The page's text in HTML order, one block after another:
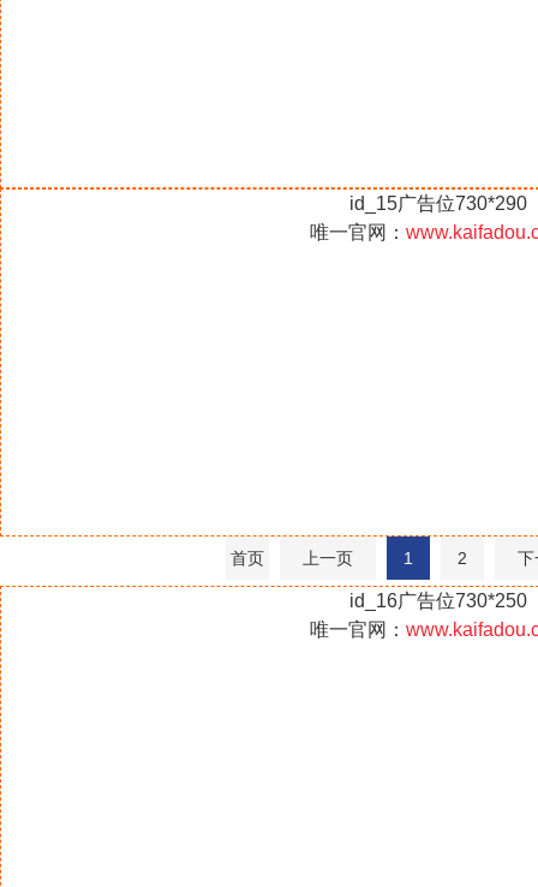
id_15广告位730*290
唯一官网：
首页 上一页 1 2 下
id_16广告位730*250
唯一官网：